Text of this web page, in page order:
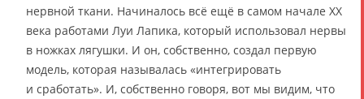
нервной ткани. Начиналось всё ещё в самом начале XX
века работами Луи Лапика, который использовал нервы
в ножках лягушки. И он, собственно, создал первую
модель, которая называлась «интегрировать
и сработать». И, собственно говоря, вот мы видим, что